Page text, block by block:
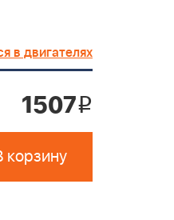
в двигателях
1507i
корзину